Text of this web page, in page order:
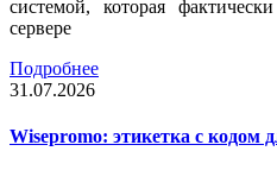
системой, которая
сервере
Подробнее
31.07.2026
Wisepromo: этикетка c кодом